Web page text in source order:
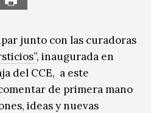
junto con las curadoras
, inaugurada en
del CCE, a este
de primera mano
ideas y nuevas